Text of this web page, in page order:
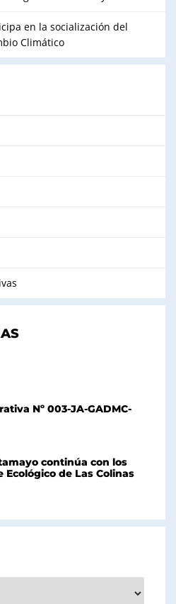
en la socialización del
Climático
Nº 003-JA-GADMC-
continúa con los
de Las Colinas